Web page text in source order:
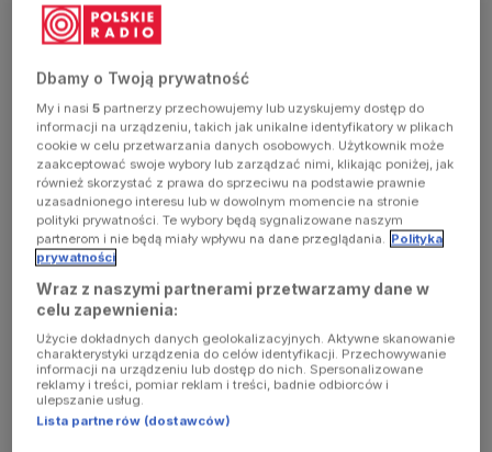
Zdjęcie ilustracyjne
Foto:PAP/Mateusz Marek
Śmierć dziecka: jak sobie z tym poradzić?
Raport opracowany w puckiej placówce to duża praca
Dbamy o Twoją prywatność
My i nasi5 partnerzy przechowujemy lub uzyskujemy dostęp do
informacji na urządzeniu, takich jak unikalne identyfikatory w plikach
cookie w celu przetwarzania danych osobowych. Użytkownik może
zaakceptować swoje wybory lub zarządzać nimi, klikając poniżej, jak
również skorzystać z prawa do sprzeciwu na podstawie prawnie
uzasadnionego interesu lub w dowolnym momencie na stronie
polityki prywatności. Te wybory będą sygnalizowane naszym
partnerom i nie będą miały wpływu na dane przeglądania. Polityka
prywatności
Wraz z naszymi partnerami przetwarzamy dane w
celu zapewnienia:
Użycie dokładnych danych geolokalizacyjnych. Aktywne skanowanie
charakterystyki urządzenia do celów identyfikacji. Przechowywanie
informacji na urządzeniu lub dostęp do nich. Spersonalizowane
reklamy i treści, pomiar reklam i treści, badnie odbiorców i
ulepszanie usług.
Lista partnerów (dostawców)